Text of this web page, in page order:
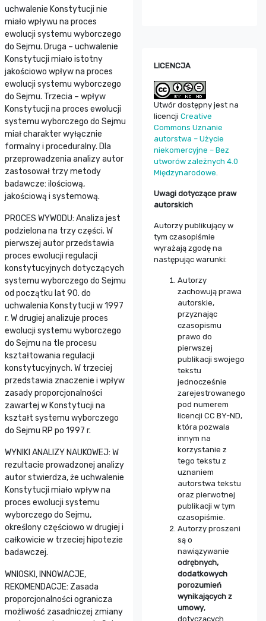
uchwalenie Konstytucji nie
miało wpływu na proces
ewolucji systemu wyborczego
do Sejmu. Druga – uchwalenie
Konstytucji miało istotny
jakościowo wpływ na proces
ewolucji systemu wyborczego
do Sejmu. Trzecia – wpływ
Konstytucji na proces ewolucji
systemu wyborczego do Sejmu
miał charakter wyłącznie
formalny i proceduralny. Dla
przeprowadzenia analizy autor
zastosował trzy metody
badawcze: ilościową,
jakościową i systemową.
PROCES WYWODU: Analiza jest
podzielona na trzy części. W
pierwszej autor przedstawia
proces ewolucji regulacji
konstytucyjnych dotyczących
systemu wyborczego do Sejmu
od początku lat 90. do
uchwalenia Konstytucji w 1997
r. W drugiej analizuje proces
ewolucji systemu wyborczego
do Sejmu na tle procesu
kształtowania regulacji
konstytucyjnych. W trzeciej
przedstawia znaczenie i wpływ
zasady proporcjonalności
zawartej w Konstytucji na
kształt systemu wyborczego
do Sejmu RP po 1997 r.
WYNIKI ANALIZY NAUKOWEJ: W
rezultacie prowadzonej analizy
autor stwierdza, że uchwalenie
Konstytucji miało wpływ na
proces ewolucji systemu
wyborczego do Sejmu,
określony częściowo w drugiej i
całkowicie w trzeciej hipotezie
badawczej.
WNIOSKI, INNOWACJE,
REKOMENDACJE: Zasada
proporcjonalności ogranicza
możliwość zasadniczej zmiany
LICENCJA
Utwór dostępny jest na
licencji Creative
Commons Uznanie
autorstwa – Użycie
niekomercyjne – Bez
utworów zależnych 4.0
Międzynarodowe.
Uwagi dotyczące praw
autorskich
Autorzy publikujący w
tym czasopiśmie
wyrażają zgodę na
następując warunki:
Autorzy
zachowują prawa
autorskie,
przyznając
czasopismu
prawo do
pierwszej
publikacji swojego
tekstu
jednocześnie
zarejestrowanego
pod numerem
licencji CC BY-ND,
która pozwala
innym na
korzystanie z
tego tekstu z
uznaniem
autorstwa tekstu
oraz pierwotnej
publikacji w tym
czasopiśmie.
Autorzy proszeni
są o
nawiązywanie
odrębnych,
dodatkowych
porozumień
wynikających z
umowy,
dotyczących